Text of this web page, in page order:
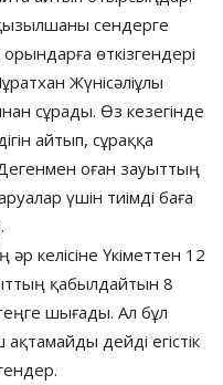
сендерге
өткізгендері
Жүнісәліұлы
сұрады. Өз кезегінде
айтып, сұраққа
оған зауыттың
үшін тиімді баға
келісіне Үкіметтен 12
қабылдайтын 8
шығады. Ал бұл
дейді егістік